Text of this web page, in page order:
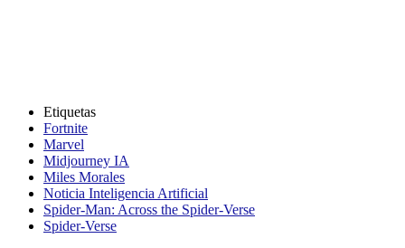
Etiquetas
Fortnite
Marvel
Midjourney IA
Miles Morales
Noticia Inteligencia Artificial
Spider-Man: Across the Spider-Verse
Spider-Verse